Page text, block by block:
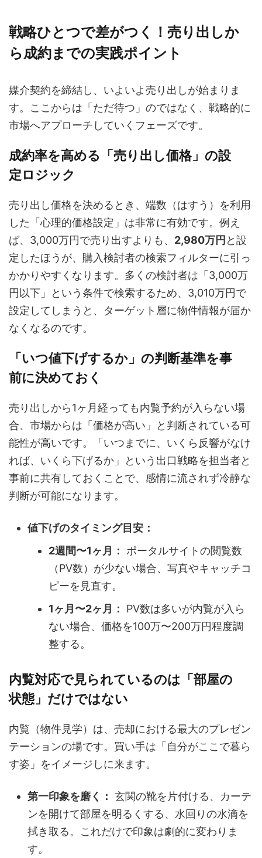
戦略ひとつで差がつく！売り出しか
ら成約までの実践ポイント
媒介契約を締結し、いよいよ売り出しが始まりま
す。ここからは「ただ待つ」のではなく、戦略的に
市場へアプローチしていくフェーズです。
成約率を高める「売り出し価格」の設
定ロジック
売り出し価格を決めるとき、端数（はすう）を利用
した「心理的価格設定」は非常に有効です。例え
ば、3,000万円で売り出すよりも、 2,980万円 と設
定したほうが、購入検討者の検索フィルターに引っ
かかりやすくなります。多くの検討者は「3,000万
円以下」という条件で検索するため、3,010万円で
設定してしまうと、ターゲット層に物件情報が届か
なくなるのです。
「いつ値下げするか」の判断基準を事
前に決めておく
売り出しから1ヶ月経っても内覧予約が入らない場
合、市場からは「価格が高い」と判断されている可
能性が高いです。「いつまでに、いくら反響がなけ
れば、いくら下げるか」という出口戦略を担当者と
事前に共有しておくことで、感情に流されず冷静な
判断が可能になります。
値下げのタイミング目安：
2週間〜1ヶ月：
ポータルサイトの閲覧数
（PV数）が少ない場合、写真やキャッチコ
ピーを見直す。
1ヶ月〜2ヶ月：
PV数は多いが内覧が入ら
ない場合、価格を100万〜200万円程度調
整する。
内覧対応で見られているのは「部屋の
状態」だけではない
内覧（物件見学）は、売却における最大のプレゼン
テーションの場です。買い手は「自分がここで暮ら
す姿」をイメージしに来ます。
第一印象を磨く： 玄関の靴を片付ける、カーテ
ンを開けて部屋を明るくする、水回りの水滴を
拭き取る。これだけで印象は劇的に変わりま
す。